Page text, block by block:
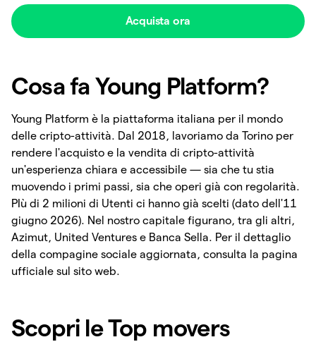
Acquista ora
Cosa fa Young Platform?
Young Platform è la piattaforma italiana per il mondo
delle cripto-attività. Dal 2018, lavoriamo da Torino per
rendere l'acquisto e la vendita di cripto-attività
un'esperienza chiara e accessibile — sia che tu stia
muovendo i primi passi, sia che operi già con regolarità.
PIù di 2 milioni di Utenti ci hanno già scelti (dato dell'11
giugno 2026). Nel nostro capitale figurano, tra gli altri,
Azimut, United Ventures e Banca Sella. Per il dettaglio
della compagine sociale aggiornata, consulta la pagina
ufficiale sul sito web.
Scopri le Top movers